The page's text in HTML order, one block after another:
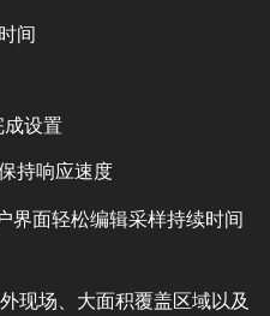
间
设置
持响应速度
界面轻松编辑采样持续时间
现场、大面积覆盖区域以及